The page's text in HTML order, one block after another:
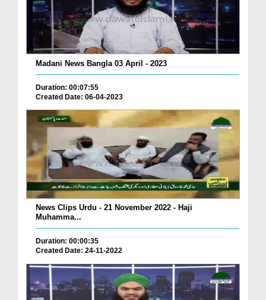
Madani News Bangla 03 April - 2023
Duration: 00:07:55
Created Date: 06-04-2023
News Clips Urdu - 21 November 2022 - Haji
Muhamma...
Duration: 00:00:35
Created Date: 24-11-2022